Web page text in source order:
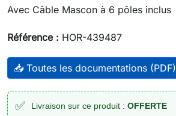
Avec Câble Mascon à 6 pôles inclus
Référence : HOR-439487
📥 Toutes les documentations (PDF)
✅ Livraison sur ce produit : OFFERTE